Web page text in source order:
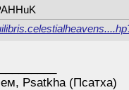
Psatkha (Псатха)